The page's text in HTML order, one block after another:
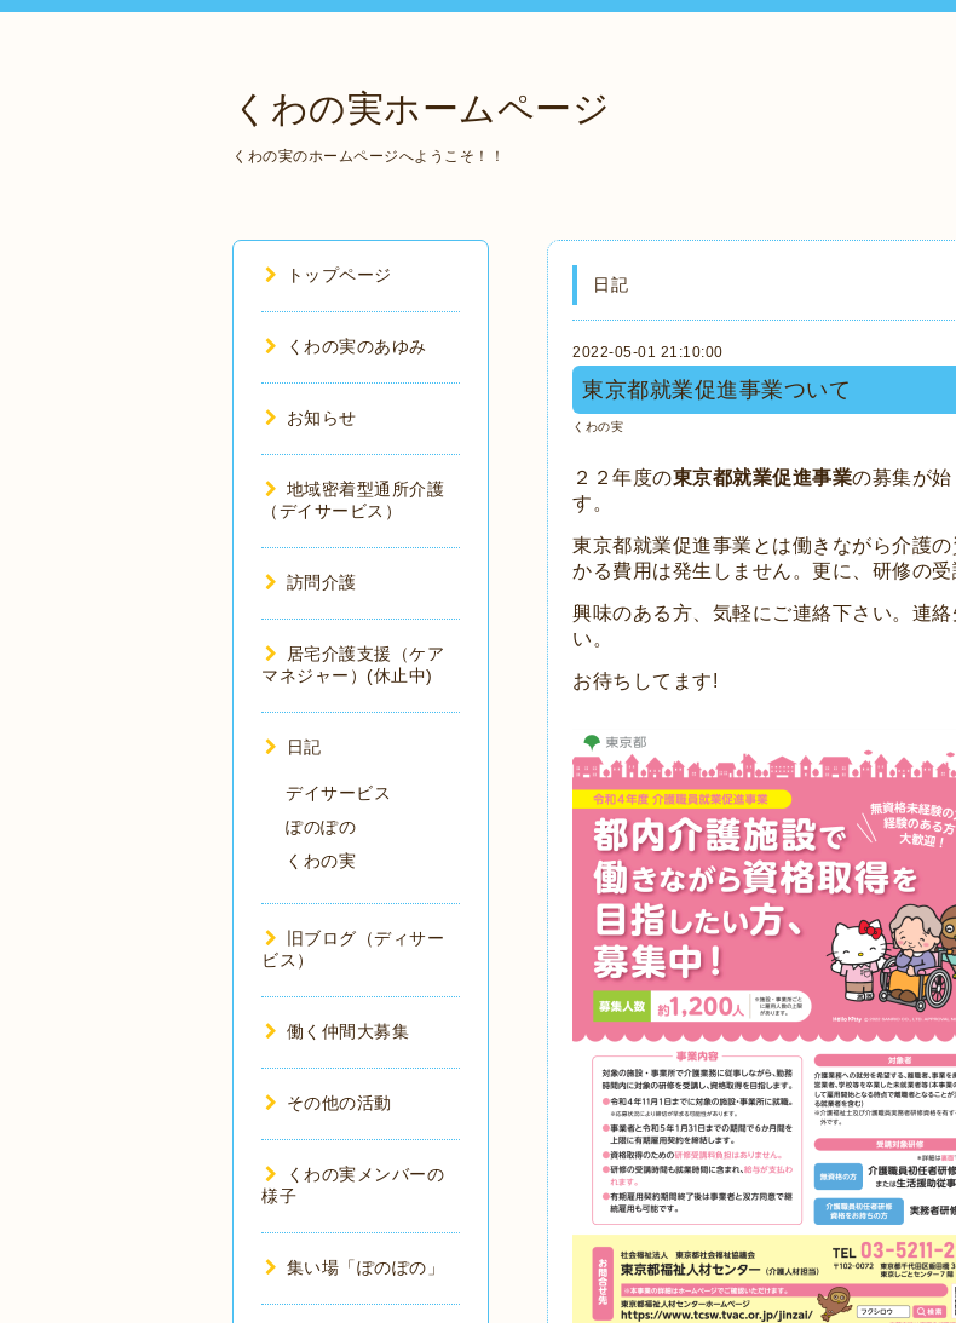
くわの実ホームページ
くわの実のホームページへようこそ！！
日記
2022-05-01 21:10:00
東京都就業促進事業ついて
くわの実
２２年度の東京都就業促進事業の募集が
す。
東京都就業促進事業とは働きながら介護
かる費用は発生しません。更に、 研修の受
興味のある方、気軽にご連絡下さい。連
い。
お待ちしてます!
トップページ
くわの実のあゆみ
お知らせ
地域密着型通所介護
（デイサービス）
訪問介護
居宅介護支援（ケア
マネジャー）(休止中)
日記
デイサービス
ぽのぽの
くわの実
旧ブログ（ディサー
ビス）
働く仲間大募集
その他の活動
くわの実メンバーの
様子
集い場「ぽのぽの」